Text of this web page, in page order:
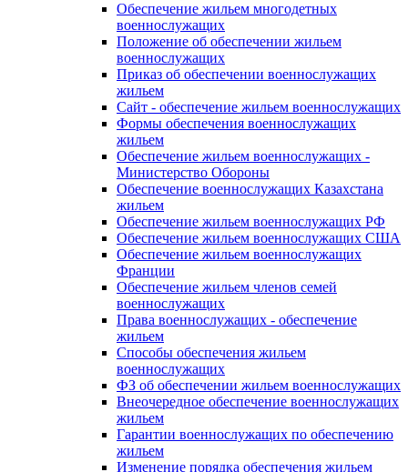
Обеспечение жильем многодетных
военнослужащих
Положение об обеспечении жильем
военнослужащих
Приказ об обеспечении военнослужащих
жильем
Сайт - обеспечение жильем военнослужащих
Формы обеспечения военнослужащих
жильем
Обеспечение жильем военнослужащих -
Министерство Обороны
Обеспечение военнослужащих Казахстана
жильем
Обеспечение жильем военнослужащих РФ
Обеспечение жильем военнослужащих США
Обеспечение жильем военнослужащих
Франции
Обеспечение жильем членов семей
военнослужащих
Права военнослужащих - обеспечение
жильем
Способы обеспечения жильем
военнослужащих
ФЗ об обеспечении жильем военнослужащих
Внеочередное обеспечение военнослужащих
жильем
Гарантии военнослужащих по обеспечению
жильем
Изменение порядка обеспечения жильем